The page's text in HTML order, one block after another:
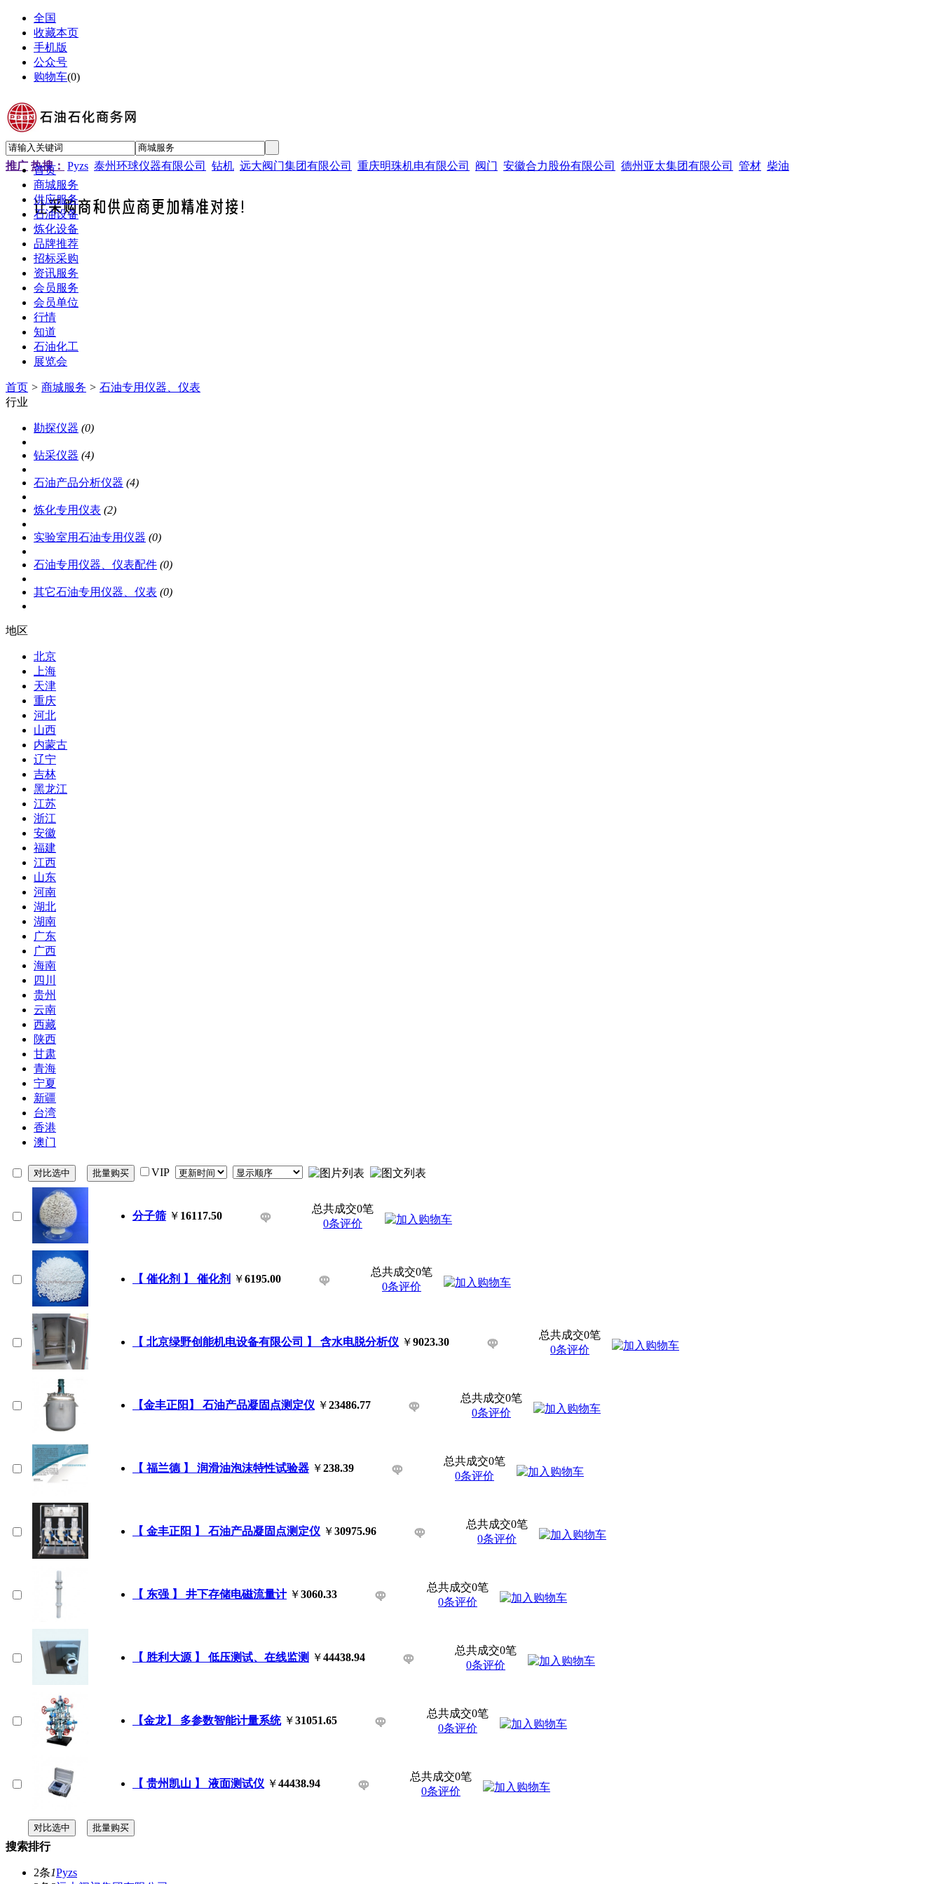
全国
收藏本页
手机版
公众号
购物车(0)
推广 热搜： Pyzs 泰州环球仪器有限公司 钻机 远大阀门集团有限公司 重庆明珠机电有限公司 阀门 安徽合力股份有限公司 德州亚太集团有限公司 管材 柴油
首页
商城服务
供应服务
石油设备
炼化设备
品牌推荐
招标采购
资讯服务
会员服务
会员单位
行情
知道
石油化工
展览会
首页 > 商城服务 > 石油专用仪器、仪表
行业
勘探仪器 (0)
钻采仪器 (4)
石油产品分析仪器 (4)
炼化专用仪表 (2)
实验室用石油专用仪器 (0)
石油专用仪器、仪表配件 (0)
其它石油专用仪器、仪表 (0)
地区
北京
上海
天津
重庆
河北
山西
内蒙古
辽宁
吉林
黑龙江
江苏
浙江
安徽
福建
江西
山东
河南
湖北
湖南
广东
广西
海南
四川
贵州
云南
西藏
陕西
甘肃
青海
宁夏
新疆
台湾
香港
澳门
VIP
分子筛 ￥ 16117.50
总共成交0笔
0条评价
【 催化剂 】 催化剂 ￥6195.00
总共成交0笔
0条评价
【 北京绿野创能机电设备有限公司 】 含水电脱分析仪 ￥9023.30
总共成交0笔
0条评价
【金丰正阳】 石油产品凝固点测定仪 ￥23486.77
总共成交0笔
0条评价
【 福兰德 】 润滑油泡沫特性试验器 ￥238.39
总共成交0笔
0条评价
【 金丰正阳 】 石油产品凝固点测定仪 ￥30975.96
总共成交0笔
0条评价
【 东强 】 井下存储电磁流量计 ￥3060.33
总共成交0笔
0条评价
【 胜利大源 】 低压测试、在线监测 ￥44438.94
总共成交0笔
0条评价
【金龙】 多参数智能计量系统 ￥31051.65
总共成交0笔
0条评价
【 贵州凯山 】 液面测试仪 ￥44438.94
总共成交0笔
0条评价
搜索排行
2条1Pyzs